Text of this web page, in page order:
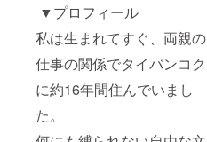
▼プロフィール
私は生まれてすぐ、両親の
仕事の関係でタイバンコク
に約16年間住んでいまし
た。